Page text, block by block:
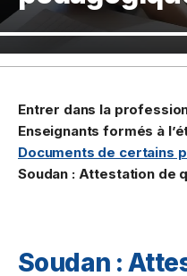
Entrer dans la
Enseignants formés à
Documents de certains
Soudan : Attestation de
Soudan :